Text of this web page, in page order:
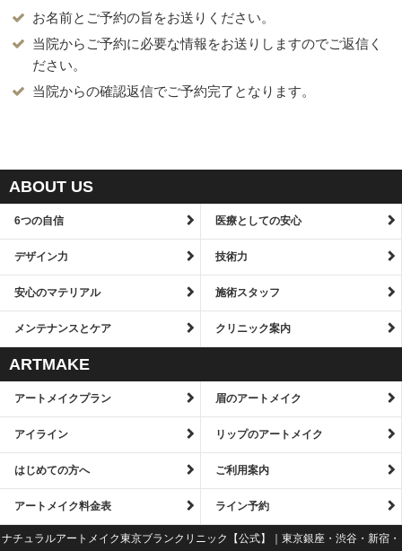
お名前とご予約の旨をお送りください。
当院からご予約に必要な情報をお送りしますのでご返信く
ださい。
当院からの確認返信でご予約完了となります。
ABOUT US
6つの自信 医療としての安心
デザイン力 技術力
安心のマテリアル 施術スタッフ
メンテナンスとケア クリニック案内
ARTMAKE
アートメイクプラン 眉のアートメイク
アイライン リップのアートメイク
はじめての方へ ご利用案内
アートメイク料金表 ライン予約
ナチュラルアートメイク東京ブランクリニック【公式】｜東京銀座・渋谷・新宿・